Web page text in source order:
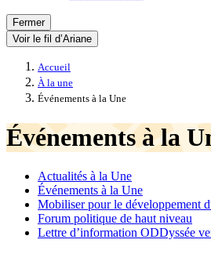
Fermer
Voir le fil d’Ariane
Accueil
À la une
Événements à la Une
Événements à la
Actualités à la Une
Événements à la Une
Mobiliser pour le développement
Forum politique de haut niveau
Lettre d’information ODDyssée